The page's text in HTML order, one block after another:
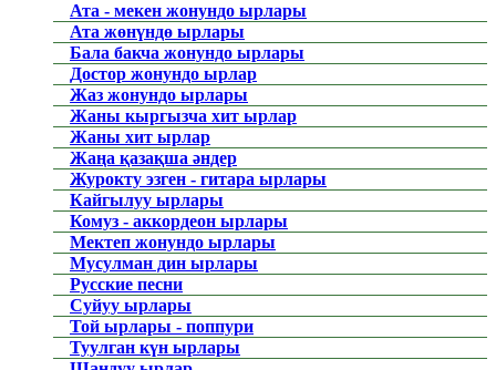
Ата - мекен жонундо ырлары
Ата жөнүндө ырлары
Бала бакча жонундо ырлары
Достор жонундо ырлар
Жаз жонундо ырлары
Жаны кыргызча хит ырлар
Жаны хит ырлар
Жаңа қазақша әндер
Журокту эзген - гитара ырлары
Кайгылуу ырлары
Комуз - аккордеон ырлары
Мектеп жонундо ырлары
Мусулман дин ырлары
Русские песни
Суйуу ырлары
Той ырлары - поппури
Туулган күн ырлары